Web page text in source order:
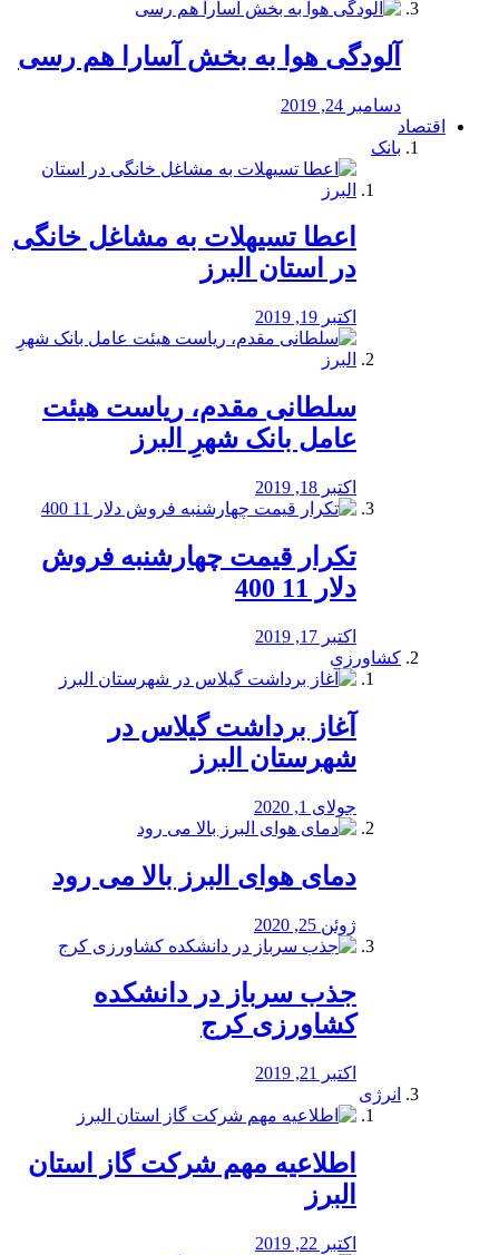
آلودگی هوا به بخش آسارا هم رسی
دسامبر 24, 2019
اقتصاد
بانک
️اعطا تسیهلات به مشاغل خانگی
در استان البرز
اکتبر 19, 2019
سلطانی مقدم، ریاست هیئت
عامل بانک شهرِ البرز
اکتبر 18, 2019
تکرار قیمت چهارشنبه فروش
دلار 11 400
اکتبر 17, 2019
کشاورزی
آغاز برداشت گیلاس در
شهرستان البرز
جولای 1, 2020
دمای هوای البرز بالا می رود
ژوئن 25, 2020
جذب سرباز در دانشکده
کشاورزی کرج
اکتبر 21, 2019
انرژی
️اطلاعیه مهم شرکت گاز استان
البرز
اکتبر 22, 2019